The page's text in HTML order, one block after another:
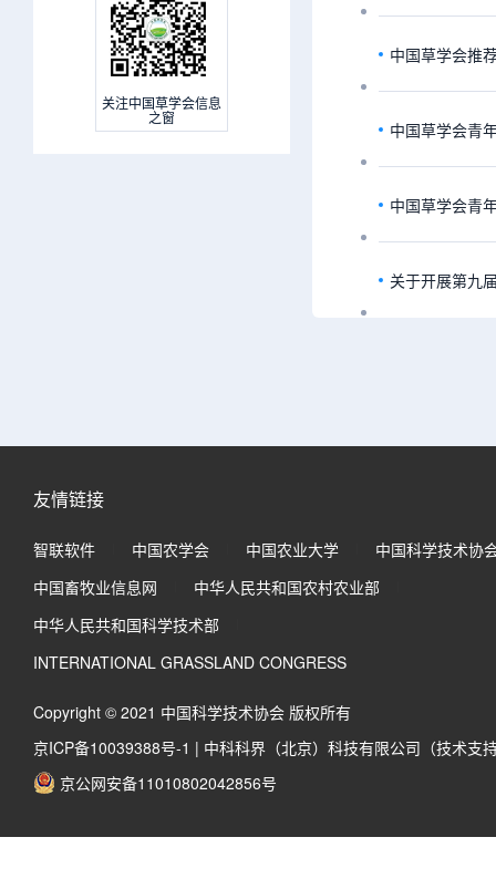
关注中国草学会信息
之窗
中国草学会推
中国草学会青
中国草学会青
关于开展第九
友情链接
智联软件 中国农学会 中国农业大学
中国科学技术协
中国畜牧业信息网
中华人民共和国农村农业部
中华人民共和国科学技术部
INTERNATIONAL GRASSLAND CONGRESS
Copyright © 2021 中国科学技术协会 版权所有
京ICP备10039388号-1 | 中科科界（北京）科技有限公司（技术支
京公网安备11010802042856号